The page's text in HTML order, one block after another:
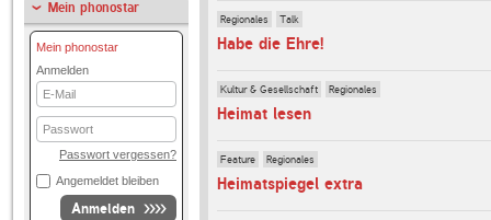
Mein phonostar
Mein phonostar
Anmelden
E-
Mail
Passwort
Passwort vergessen?
Angemeldet bleiben
Anmelden
Regionales Talk
Habe die Ehre!
Kultur & Gesellschaft Regionales
Heimat lesen
Feature Regionales
Heimatspiegel extra